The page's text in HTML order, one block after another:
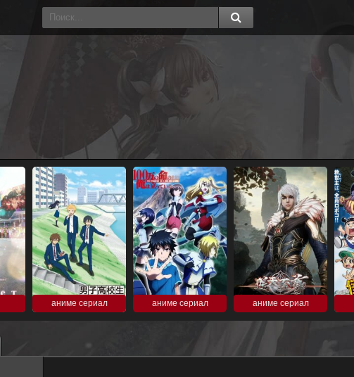
аниме сериал аниме сериал аниме сериал